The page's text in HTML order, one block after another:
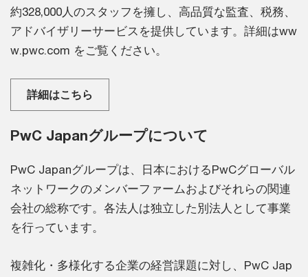
約328,000人のスタッフを擁し、高品質な監査、税務、
アドバイザリーサービスを提供しています。詳細はww
w.pwc.com をご覧ください。
詳細はこちら
PwC Japanグループについて
PwC Japanグループは、日本におけるPwCグローバル
ネットワークのメンバーファームおよびそれらの関連
会社の総称です。各法人は独立した別法人として事業
を行っています。
複雑化・多様化する企業の経営課題に対し、PwC Jap